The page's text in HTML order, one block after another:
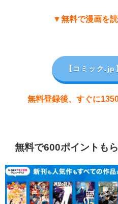
▼無料で漫画を
【コミック.jp
無料登録後、すぐに
無料で600ポイントも